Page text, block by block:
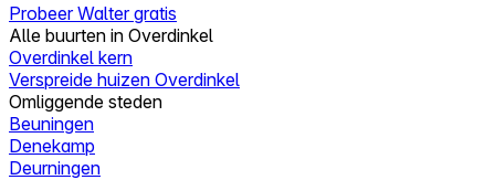
Probeer Walter gratis
Alle buurten in Overdinkel
Overdinkel kern
Verspreide huizen Overdinkel
Omliggende steden
Beuningen
Denekamp
Deurningen